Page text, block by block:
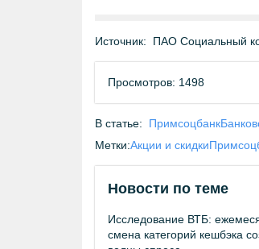
Источник: ПАО Социальный
Просмотров: 1498
В статье: Примсоцбанк
Метки:Акции и скидки
Новости по теме
Исследование ВТБ:
смена категорий кешбэка